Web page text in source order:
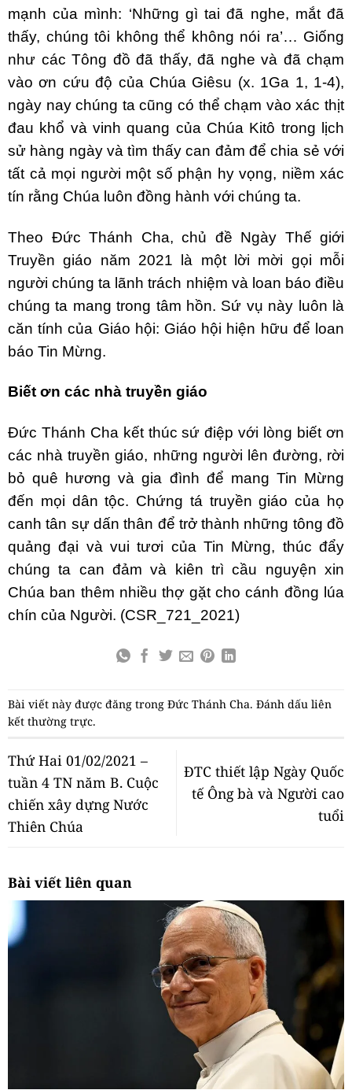
mạnh của mình: ‘Những gì tai đã nghe, mắt đã
thấy, chúng tôi không thể không nói ra’… Giống
như các Tông đồ đã thấy, đã nghe và đã chạm
vào ơn cứu độ của Chúa Giêsu (x. 1Ga 1, 1-4),
ngày nay chúng ta cũng có thể chạm vào xác thịt
đau khổ và vinh quang của Chúa Kitô trong lịch
sử hàng ngày và tìm thấy can đảm để chia sẻ với
tất cả mọi người một số phận hy vọng, niềm xác
tín rằng Chúa luôn đồng hành với chúng ta.
Theo Đức Thánh Cha, chủ đề Ngày Thế giới
Truyền giáo năm 2021 là một lời mời gọi mỗi
người chúng ta lãnh trách nhiệm và loan báo điều
chúng ta mang trong tâm hồn. Sứ vụ này luôn là
căn tính của Giáo hội: Giáo hội hiện hữu để loan
báo Tin Mừng.
Biết ơn các nhà truyền giáo
Đức Thánh Cha kết thúc sứ điệp với lòng biết ơn
các nhà truyền giáo, những người lên đường, rời
bỏ quê hương và gia đình để mang Tin Mừng
đến mọi dân tộc. Chứng tá truyền giáo của họ
canh tân sự dấn thân để trở thành những tông đồ
quảng đại và vui tươi của Tin Mừng, thúc đẩy
chúng ta can đảm và kiên trì cầu nguyện xin
Chúa ban thêm nhiều thợ gặt cho cánh đồng lúa
chín của Người. (CSR_721_2021)
Bài viết này được đăng trong Đức Thánh Cha. Đánh dấu liên
kết thường trực.
Thứ Hai 01/02/2021 –
tuần 4 TN năm B. Cuộc
chiến xây dựng Nước
Thiên Chúa
ĐTC thiết lập Ngày Quốc
tế Ông bà và Người cao
tuổi
Bài viết liên quan